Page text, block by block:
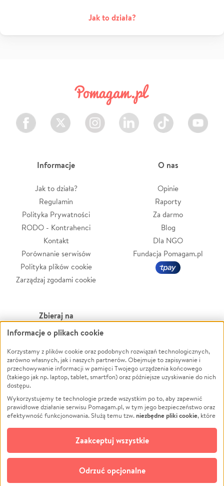
Jak to działa?
Facebook Twitter Instagram LinkedIn TikTok Youtube
Informacje
Jak to działa?
Regulamin
Polityka Prywatności
RODO - Kontrahenci
Kontakt
Porównanie serwisów
Polityka plików cookie
Zarządzaj zgodami cookie
O nas
Opinie
Raporty
Za darmo
Blog
Dla NGO
Fundacja Pomagam.pl
Zbieraj na
Leczenie
Zwierzęta
Pożar
Ukraina
Pomoc Finansowa
Projekty
Pogrzeb
Społeczność lokalna
Kultura
Powódź
Wichura
NGO
Edukacja
Podróż
Impreza
Ochrona środowiska
Biznes
Informacje o plikach cookie
Korzystamy z plików cookie oraz podobnych rozwiązań technologicznych,
zarówno własnych, jak i naszych partnerów. Obejmuje to zapisywanie i
przechowywanie informacji w pamięci Twojego urządzenia końcowego
(takiego jak np. laptop, tablet, smartfon) oraz późniejsze uzyskiwanie do nich
dostępu.
Wykorzystujemy te technologie przede wszystkim po to, aby zapewnić
prawidłowe działanie serwisu Pomagam.pl, w tym jego bezpieczeństwo oraz
efektywność funkcjonowania. Służą temu tzw.niezbędne pliki cookie, które
opcjonalnych plików cookie
technologii do celów analitycznych i retargetingowych. Możesz wyrazić
zgodę na ich stosowanie lub jej odmówić. W dowolnym momencie masz
możliwość zmiany swoich preferencji na stronie „Zarządzaj zgodami cookie”,
do której link znajdziesz w stopce serwisu Pomagam.pl. Opcjonalne pliki
cookie wykorzystywane są w następujących celach:
Odrzuć opcjonalne
Zaakceptuj wszystkie